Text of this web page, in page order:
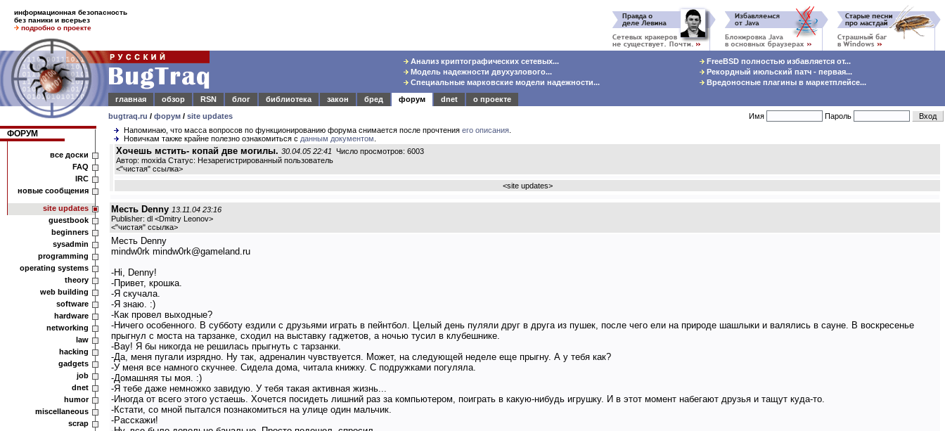
информационная безопасность
без паники и всерьез
подробно о проекте
Анализ криптографических сетевых...
Модель надежности двухузлового...
Специальные марковские модели надежности...
FreeBSD полностью избавляется от...
Рекордный июльский патч - первая...
Вредоносные плагины в маркетплейсе...
главная
обзор RSN блог библиотека закон бред форум dnet
о проекте
bugtraq.ru / форум / site updates Имя Пароль
ФОРУМ
все доски
FAQ
IRC
новые сообщения
site updates
guestbook
beginners
sysadmin
programming
operating systems
theory
web building
software
hardware
networking
law
hacking
gadgets
job
dnet
humor
miscellaneous
scrap
Напоминаю, что масса вопросов по функционированию форума снимается после прочтения его описания
Новичкам также крайне полезно ознакомиться с данным документом
Хочешь мстить- копай две могилы. 30.04.05 22:41 Число просмотров: 6003
Автор: moxida Статус: Незарегистрированный пользователь
<"чистая" ссылка>
<site updates>
Месть Denny 13.11.04 23:16
Publisher: dl <Dmitry Leonov>
<"чистая" ссылка>
Месть Denny
mindw0rk mindw0rk@gameland.ru
-Hi, Denny!
-Привет, крошка.
-Я скучала.
-Я знаю. :)
-Как провел выходные?
-Ничего особенного. В субботу ездили с друзьями играть в пейнтбол. Целый день пуляли друг в друга из пушек, после чего ели на природе шашлыки и валялись в сауне. В воскресенье
прыгнул с моста на тарзанке, сходил на выставку гаджетов, а ночью тусил в клубешнике.
-Вау! Я бы никогда не решилась прыгнуть с тарзанки.
-Да, меня пугали изрядно. Ну так, адреналин чувствуется. Может, на следующей неделе еще прыгну. А у тебя как?
-У меня все намного скучнее. Сидела дома, читала книжку. С подружками погуляла.
-Домашняя ты моя. :)
-Я тебе даже немножко завидую. У тебя такая активная жизнь...
-Иногда от всего этого устаешь. Хочется посидеть лишний раз за компьютером, поиграть в какую-нибудь игрушку. И в этот момент набегают друзья и тащут куда-то.
-Кстати, со мной пытался познакомиться на улице один мальчик.
-Расскажи!